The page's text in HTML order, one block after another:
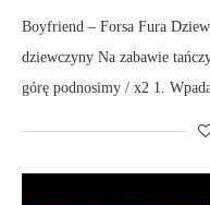
Boyfriend – Forsa Fura
dziewczyny Na zabawie
górę podnosimy / x2 1.